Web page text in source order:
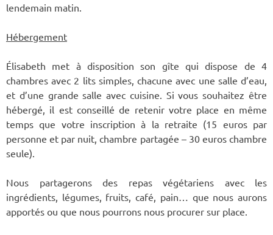
lendemain matin.
Hébergement
Élisabeth met à disposition son gîte qui dispose de 4
chambres avec 2 lits simples, chacune avec une salle d’eau,
et d’une grande salle avec cuisine. Si vous souhaitez être
hébergé, il est conseillé de retenir votre place en même
temps que votre inscription à la retraite (15 euros par
personne et par nuit, chambre partagée – 30 euros chambre
seule).
Nous partagerons des repas végétariens avec les
ingrédients, légumes, fruits, café, pain… que nous aurons
apportés ou que nous pourrons nous procurer sur place.